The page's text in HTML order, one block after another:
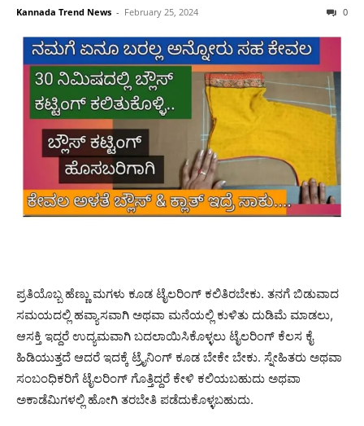
Kannada Trend News - February 25, 2024 0
ಪ್ರತಿಯೊಬ್ಬ ಹೆಣ್ಣು ಮಗಳು ಕೂಡ ಟೈಲರಿಂಗ್ ಕಲಿತಿರಬೇಕು. ತನಗೆ ಬಿಡುವಾದ
ಸಮಯದಲ್ಲಿ ಹವ್ಯಾಸವಾಗಿ ಅಥವಾ ಮನೆಯಲ್ಲಿ ಕುಳಿತು ದುಡಿಮೆ ಮಾಡಲು,
ಆಸಕ್ತಿ ಇದ್ದರೆ ಉದ್ಯಮವಾಗಿ ಬದಲಾಯಿಸಿಕೊಳ್ಳಲು ಟೈಲರಿಂಗ್ ಕೆಲಸ ಕೈ
ಹಿಡಿಯುತ್ತದೆ ಆದರೆ ಇದಕ್ಕೆ ಟ್ರೈನಿಂಗ್ ಕೂಡ ಬೇಕೇ ಬೇಕು. ಸ್ನೇಹಿತರು ಅಥವಾ
ಸಂಬಂಧಿಕರಿಗೆ ಟೈಲರಿಂಗ್ ಗೊತ್ತಿದ್ದರೆ ಕೇಳಿ ಕಲಿಯಬಹುದು ಅಥವಾ
ಅಕಾಡೆಮಿಗಳಲ್ಲಿ ಹೋಗಿ ತರಬೇತಿ ಪಡೆದುಕೊಳ್ಳಬಹುದು.